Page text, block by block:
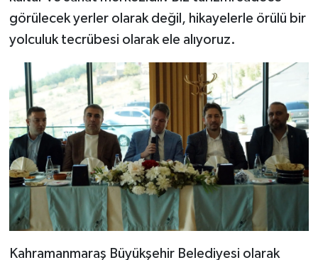
görülecek yerler olarak değil, hikayelerle örülü bir
yolculuk tecrübesi olarak ele alıyoruz.
Kahramanmaraş Büyükşehir Belediyesi olarak